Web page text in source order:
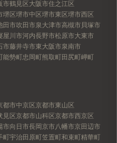
市鶴見区大阪市住之江区
堺区堺市中区堺市東区堺市西区
田市吹田市泉大津市高槻市 貝塚市
屋川市河内長野市松原市大東市
市藤井寺市東大阪市泉南市
能勢町忠岡町熊取町田尻町岬町
都市中京区京都市東山区
見区京都市山科区京都市西京区
市向日市長岡京市八幡市京田辺市
町宇治田原町笠置町和束町精華町